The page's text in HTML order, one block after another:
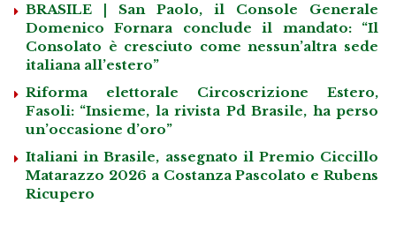
BRASILE | San Paolo, il Console Generale
Domenico Fornara conclude il mandato: “Il
Consolato è cresciuto come nessun’altra sede
italiana all’estero”
Riforma elettorale Circoscrizione Estero,
Fasoli: “Insieme, la rivista Pd Brasile, ha perso
un’occasione d’oro”
Italiani in Brasile, assegnato il Premio Ciccillo
Matarazzo 2026 a Costanza Pascolato e Rubens
Ricupero